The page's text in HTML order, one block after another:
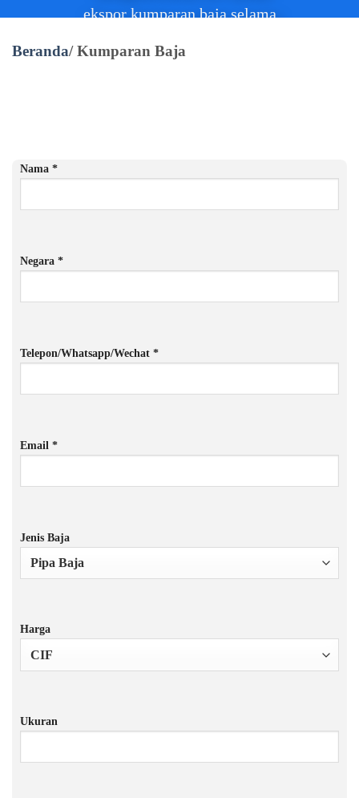
ekspor kumparan baja selama
kualitas, harga terjangkau.
Beranda/ Kumparan Baja
Nama *
Negara *
Telepon/Whatsapp/Wechat *
Email *
Jenis Baja
Harga
Ukuran